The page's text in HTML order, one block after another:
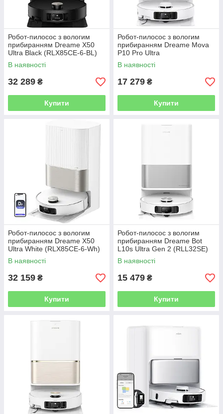
Робот-пилосос з вологим
прибиранням Dreame X50
Ultra Black (RLX85CE-6-BL)
В наявності
32 289 ₴
Купити
Робот-пилосос з вологим
прибиранням Dreame Mova
P10 Pro Ultra
В наявності
17 279 ₴
Купити
Робот-пилосос з вологим
прибиранням Dreame X50
Ultra White (RLX85CE-6-Wh)
В наявності
32 159 ₴
Купити
Робот-пилосос з вологим
прибиранням Dreame Bot
L10s Ultra Gen 2 (RLL32SE)
В наявності
15 479 ₴
Купити